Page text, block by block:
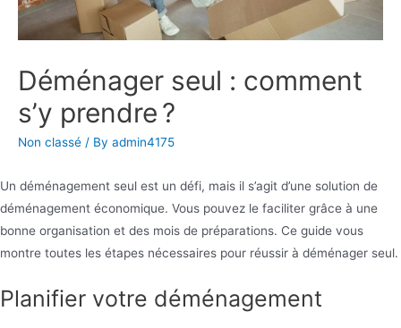
Déménager seul : comment
s’y prendre ?
Non classé / By admin4175
Un déménagement seul est un défi, mais il s’agit d’une solution de
déménagement économique. Vous pouvez le faciliter grâce à une
bonne organisation et des mois de préparations. Ce guide vous
montre toutes les étapes nécessaires pour réussir à déménager seul.
Planifier votre déménagement